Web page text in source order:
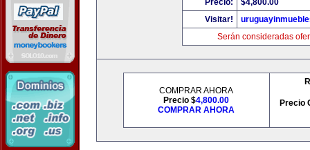
Precio:
$4,800.00
Visitar!
Serán consideradas
COMPRAR AHORA
Precio $4,800.00
COMPRAR AHORA
Precio